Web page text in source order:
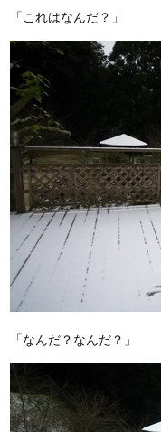
「これはなんだ？」
「なんだ？なんだ？」